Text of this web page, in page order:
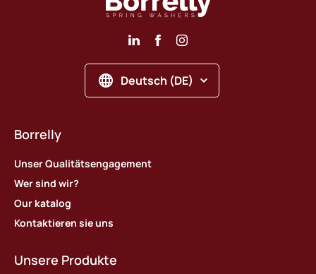
Deutsch (DE)
Borrelly
Unser Qualitätsengagement
Wer sind wir?
Our katalog
Kontaktieren sie uns
Unsere Produkte